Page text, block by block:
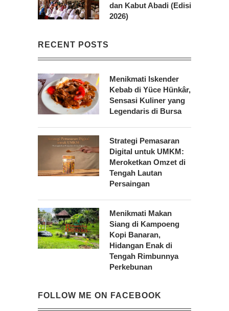
dan Kabut Abadi (Edisi
2026)
RECENT POSTS
Menikmati Iskender
Kebab di Yüce Hünkâr,
Sensasi Kuliner yang
Legendaris di Bursa
Strategi Pemasaran
Digital untuk UMKM:
Meroketkan Omzet di
Tengah Lautan
Persaingan
Menikmati Makan
Siang di Kampoeng
Kopi Banaran,
Hidangan Enak di
Tengah Rimbunnya
Perkebunan
FOLLOW ME ON FACEBOOK